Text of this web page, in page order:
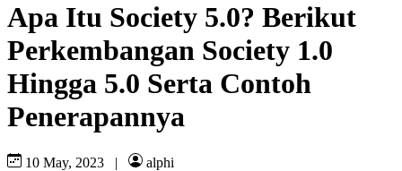
Apa Itu Society 5.0? Berikut
Perkembangan Society 1.0
Hingga 5.0 Serta Contoh
Penerapannya
10 May, 2023 | alphi